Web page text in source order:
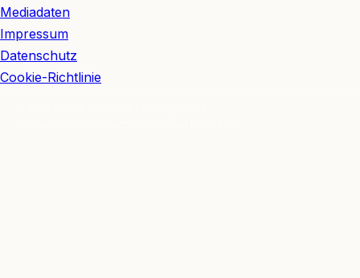
Mediadaten
Impressum
Datenschutz
Cookie-Richtlinie